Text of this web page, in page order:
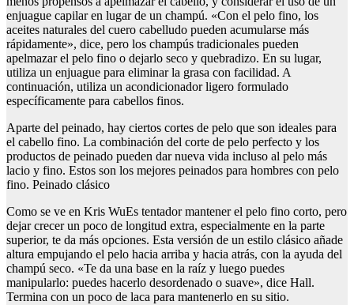
enjuague capilar en lugar de un champú. «Con el pelo fino, los
aceites naturales del cuero cabelludo pueden acumularse más
rápidamente», dice, pero los champús tradicionales pueden
apelmazar el pelo fino o dejarlo seco y quebradizo. En su lugar,
utiliza un enjuague para eliminar la grasa con facilidad. A
continuación, utiliza un acondicionador ligero formulado
específicamente para cabellos finos.
Aparte del peinado, hay ciertos cortes de pelo que son ideales para
el cabello fino. La combinación del corte de pelo perfecto y los
productos de peinado pueden dar nueva vida incluso al pelo más
lacio y fino. Estos son los mejores peinados para hombres con pelo
fino. Peinado clásico
Como se ve en Kris WuEs tentador mantener el pelo fino corto, pero
dejar crecer un poco de longitud extra, especialmente en la parte
superior, te da más opciones. Esta versión de un estilo clásico añade
altura empujando el pelo hacia arriba y hacia atrás, con la ayuda del
champú seco. «Te da una base en la raíz y luego puedes
manipularlo: puedes hacerlo desordenado o suave», dice Hall.
Termina con un poco de laca para mantenerlo en su sitio.